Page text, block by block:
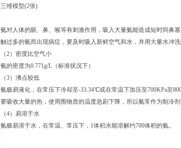
三维模型(2张)
氨对人体的眼、鼻、喉等有刺激作用，吸入大量氨能造成短时间鼻
触过多的氨而出现病症，要及时吸入新鲜空气和水，并用大量水冲洗
（2）密度比空气小
氨的密度为0.771g/L（标准状况下）
（3）沸点较低
氨极易液化，在常压下冷却至-33.34℃或在常温下加压至700KPa至
要吸收大量的热，使周围物质的温度急剧下降，所以氨常作为制冷
（4）易溶于水
氨极易溶于水，在常温、常压下，1体积水能溶解约700体积的氨。